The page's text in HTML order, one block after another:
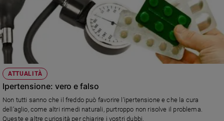
Parola
del
giorno
Santo
giorno
e
valori
ATTUALITÀ
Ipertensione: vero e falso
Non tutti sanno che il freddo può favorire l’ipertensione e che la cura
dell’aglio, come altri rimedi naturali, purtroppo non risolve il problema.
Queste e altre curiosità per chiarire i vostri dubbi.